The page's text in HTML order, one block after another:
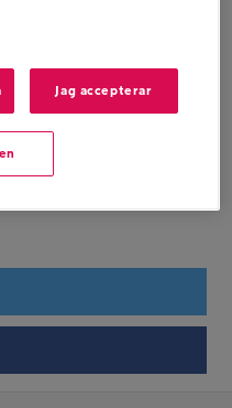
IT TAKES
Jag accepterar